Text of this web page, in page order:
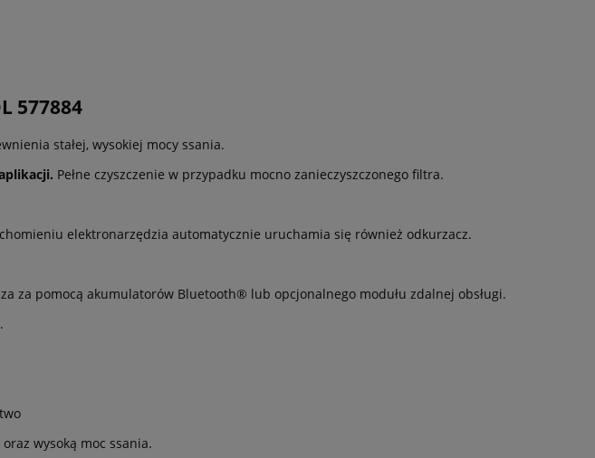
577884
stałej, wysokiej mocy ssania.
Pełne czyszczenie w przypadku mocno zanieczyszczonego filtra.
elektronarzędzia automatycznie uruchamia się również odkurzacz.
za pomocą akumulatorów Bluetooth® lub opcjonalnego modułu zdalnej obsługi.
wysoką moc ssania.